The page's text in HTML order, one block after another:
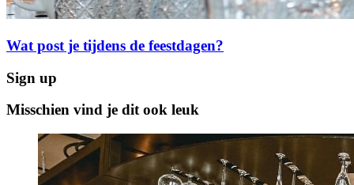
Wat post je tijdens de feestdagen?
Sign up
Misschien vind je dit ook leuk